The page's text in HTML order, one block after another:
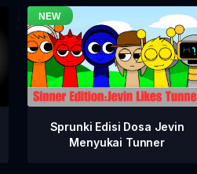
Sprunki Edisi Dosa Jevin
Menyukai Tunner